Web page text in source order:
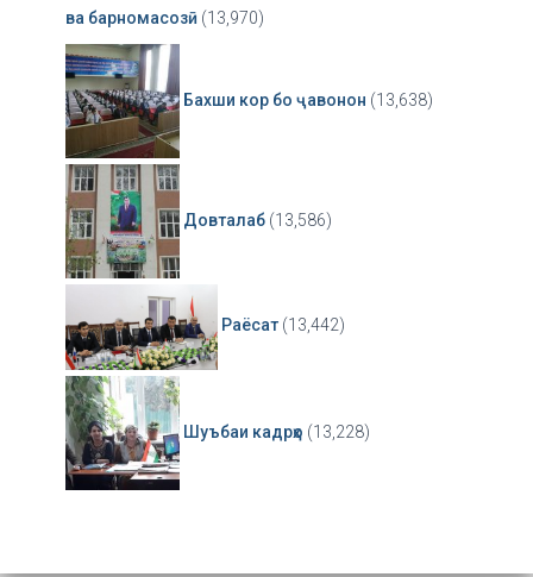
ва барномасозӣ (13,970)
Бахши кор бо ҷавонон (13,638)
Довталаб (13,586)
Раёсат (13,442)
Шуъбаи кадрҳо (13,228)